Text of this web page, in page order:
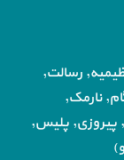
رسالت,
نارمک,
پیروزی, پلیس,